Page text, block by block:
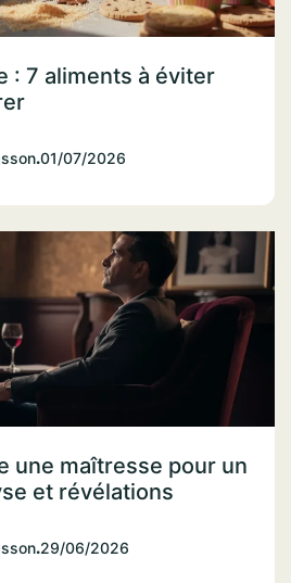
: 7 aliments à éviter
.01/07/2026
une maîtresse pour un
et révélations
.29/06/2026